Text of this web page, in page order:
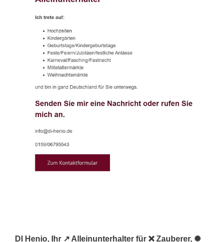
DI Henio, Ihr ↗️ Alleinunterhalter für ❌ Zauberer, ✺